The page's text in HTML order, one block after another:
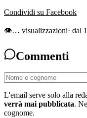
Condividi su Facebook
👁… visualizzazioni· dal
Commenti
L'email serve solo alla
verrà mai pubblicata.
cognome.